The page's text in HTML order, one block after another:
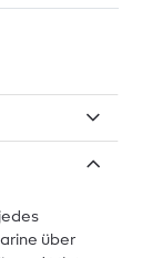
über